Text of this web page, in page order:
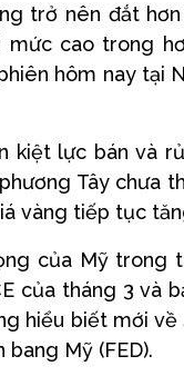
trở nên đắt
mức cao trong
hôm nay tại
kiệt lực bán và
Tây chưa
vàng tiếp tục
của Mỹ trong
của tháng 3 và
hiểu biết mới về
Mỹ (FED).